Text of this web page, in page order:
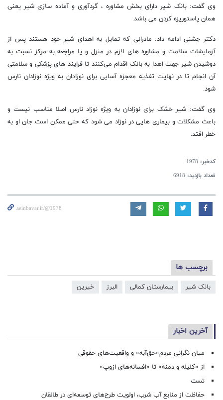
وی گفت: بانک شیر دارای بخش مشاوره ، گردآوری و آماده سازی شیر یعنی
همان پاستوریزه کردن می باشد.
دکتر جشنی ادامه داد: مادرانی که تمایل به اهدای شیر خود هستند پس از
آزمایشات سلامت و مشاوره های لازم در منزل و یا مراجعه به مرکز نسبت به
دوشیدن شیر جهت اهدا به بانک اقدام می‌کنند تا فرایند های پزشکی و سلامتی
آن انجام تا در نهایت تغذیه معجزه آسایی برای نوزادان به ویژه نوزادان نارس
شود.
وی گفت: شیر خشک برای نوزادان به ویژه نوزاد نارس اصلا مناسب نیست و
باعث مشکلات و بیماری هایی در نوزاد می شود که حتی ممکن است جان او به
خطر افتد.
کدخبر: 1978
تعداد بازدید: 6918
aeinbavar.ir/@1978
برچسب ها
بانک شیر بیمارستان کمالی البرز خیرین
آخرین اخبار
میان نگرانی مردم«حق‌آبه» و واقعیت‌های حقوقی
از «کلیله و دمنه» تا «افسانه‌های ازوپ»
تست
حفاظت از منابع آب شرب، اولویت طرح‌های توسعه‌ای در طالقان